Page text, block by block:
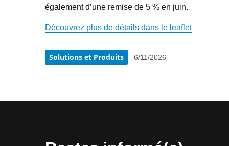
également d’une remise de 5 % en juin.
Découvrez plus de détails dans le leaflet
Solutions et Produits 6/11/2026